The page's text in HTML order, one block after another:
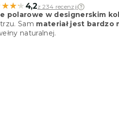
4,2z 234 recenzji
polarowe w designerskim
Sam materiał jest bardzo
naturalnej.